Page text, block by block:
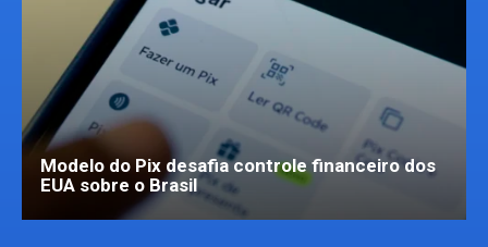
Modelo do Pix desafia controle financeiro dos
EUA sobre o Brasil